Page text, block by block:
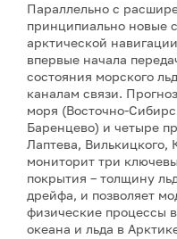
Параллельно с
принципиально новые
арктической
впервые начала
состояния морского
каналам связи.
моря (Восточно-
Баренцево) и четыре
Лаптева, Вилькицкого,
мониторит три
покрытия – толщину
дрейфа, и позволяет
физические процессы
океана и льда в